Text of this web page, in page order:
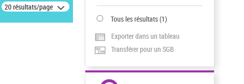
20 résultats/page
Tous les résultats(1)
Exporter dans un tableau
Transférer pour un SGB